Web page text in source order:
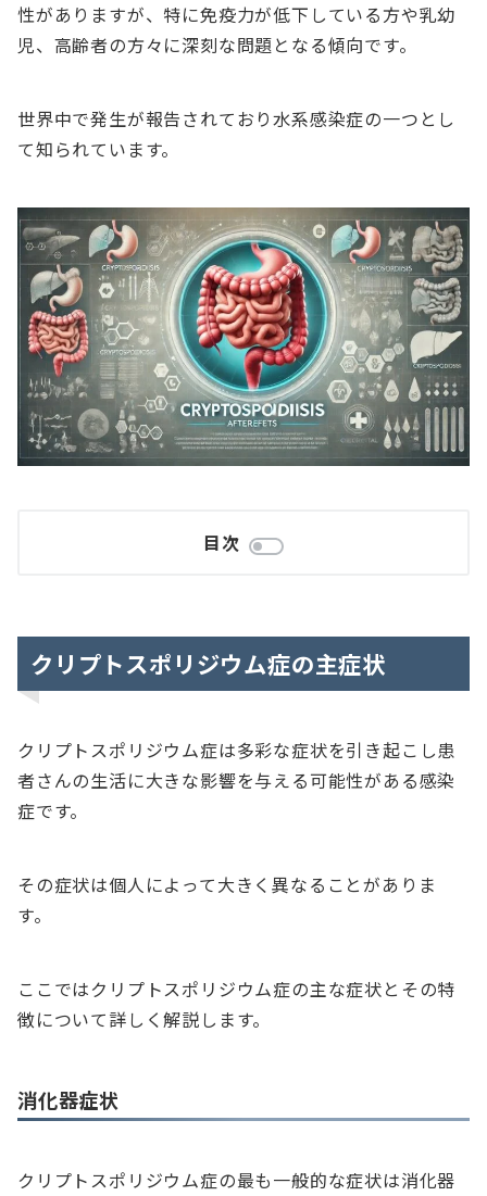
性がありますが、特に免疫力が低下している方や乳幼
児、高齢者の方々に深刻な問題となる傾向です。
世界中で発生が報告されており水系感染症の一つとし
て知られています。
目次
クリプトスポリジウム症の主症状
クリプトスポリジウム症は多彩な症状を引き起こし患
者さんの生活に大きな影響を与える可能性がある感染
症です。
その症状は個人によって大きく異なることがありま
す。
ここではクリプトスポリジウム症の主な症状とその特
徴について詳しく解説します。
消化器症状
クリプトスポリジウム症の最も一般的な症状は消化器